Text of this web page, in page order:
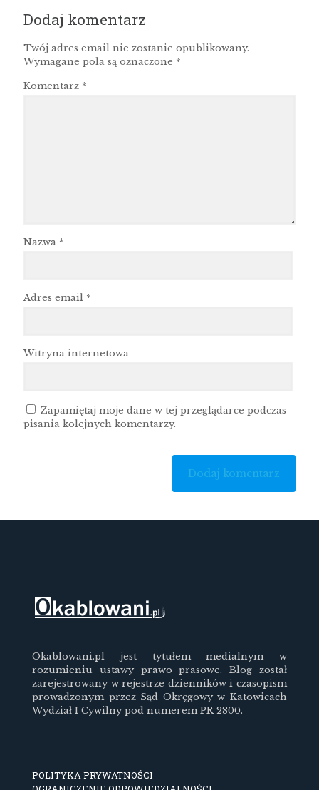
Dodaj komentarz
Twój adres email nie zostanie opublikowany.
Wymagane pola są oznaczone *
Komentarz *
Nazwa *
Adres email *
Witryna internetowa
Zapamiętaj moje dane w tej przeglądarce podczas
pisania kolejnych komentarzy.
Okablowani.pl jest tytułem medialnym w
rozumieniu ustawy prawo prasowe. Blog został
zarejestrowany w rejestrze dzienników i czasopism
prowadzonym przez Sąd Okręgowy w Katowicach
Wydział I Cywilny pod numerem PR 2800.
POLITYKA PRYWATNOŚCI